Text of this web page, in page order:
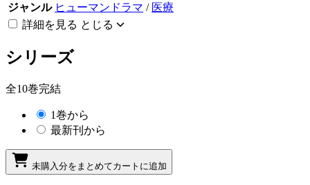
ジャンル ヒューマンドラマ / 医療
詳細を見る とじる
シリーズ
全10巻完結
1巻から
最新刊から
未購入分をまとめてカートに追加